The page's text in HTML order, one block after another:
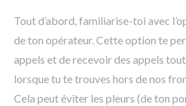
Tout d’abord, familiarise-toi avec
de ton opérateur. Cette option te
appels et de recevoir des appels
lorsque tu te trouves hors de nos
Cela peut éviter les pleurs (de ton